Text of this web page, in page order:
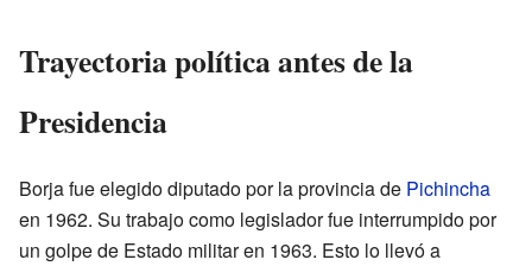
Trayectoria política antes de la
Presidencia
Borja fue elegido diputado por la provincia de Pichincha
en 1962. Su trabajo como legislador fue interrumpido por
un golpe de Estado militar en 1963. Esto lo llevó a